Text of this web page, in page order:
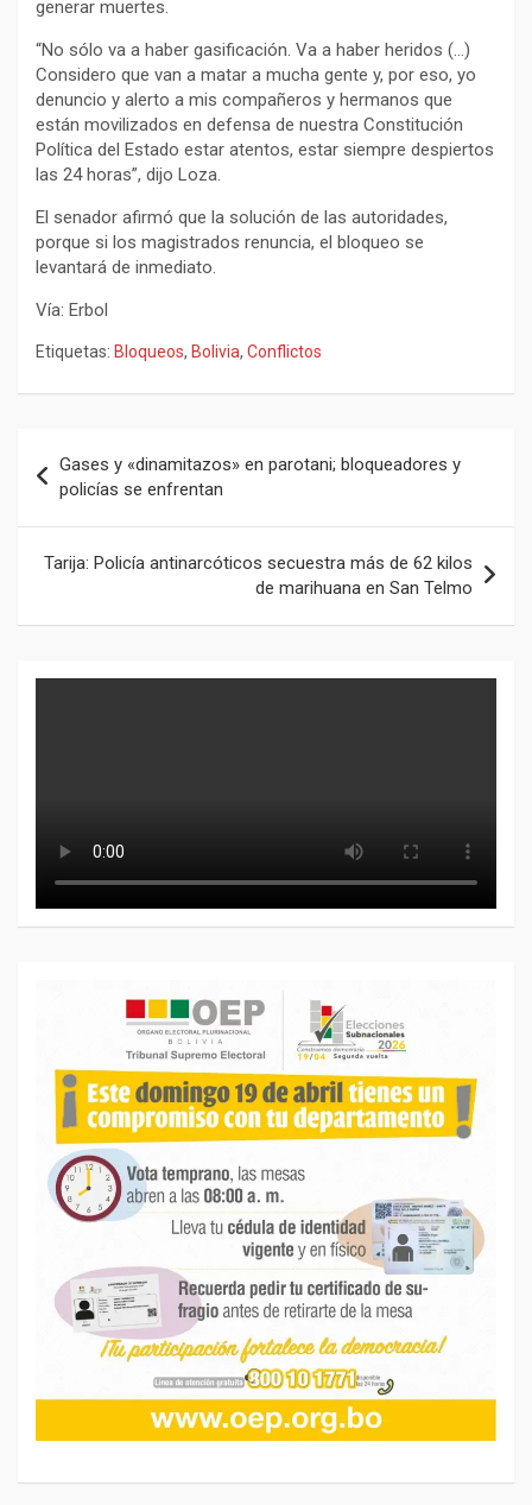
generar muertes.
“No sólo va a haber gasificación. Va a haber heridos (…)
Considero que van a matar a mucha gente y, por eso, yo
denuncio y alerto a mis compañeros y hermanos que
están movilizados en defensa de nuestra Constitución
Política del Estado estar atentos, estar siempre despiertos
las 24 horas”, dijo Loza.
El senador afirmó que la solución de las autoridades,
porque si los magistrados renuncia, el bloqueo se
levantará de inmediato.
Vía: Erbol
Etiquetas: Bloqueos, Bolivia, Conflictos
de
entradas
Gases y «dinamitazos» en parotani; bloqueadores y
policías se enfrentan
Tarija: Policía antinarcóticos secuestra más de 62 kilos
de marihuana en San Telmo